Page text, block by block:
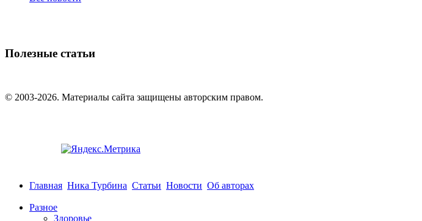
Полезные статьи
© 2003-2026. Материалы сайта защищены авторским правом.
Главная Ника Турбина Статьи Новости Об авторах
Разное
Здоровье